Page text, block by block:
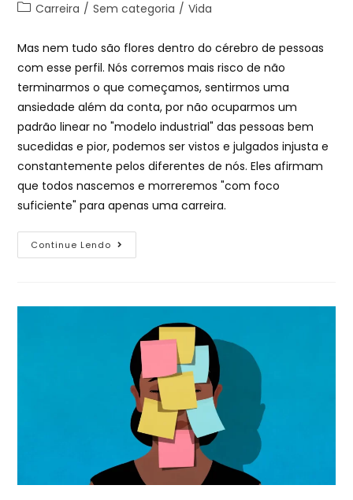
Carreira / Sem categoria / Vida
Mas nem tudo são flores dentro do cérebro de pessoas
com esse perfil. Nós corremos mais risco de não
terminarmos o que começamos, sentirmos uma
ansiedade além da conta, por não ocuparmos um
padrão linear no "modelo industrial" das pessoas bem
sucedidas e pior, podemos ser vistos e julgados injusta e
constantemente pelos diferentes de nós. Eles afirmam
que todos nascemos e morreremos "com foco
suficiente" para apenas uma carreira.
Continue Lendo